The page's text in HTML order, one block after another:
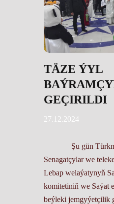
TÄZE ÝYL
GEÇIRILDI
27.12.2024
Şu gün
Senagatçylar we
Lebap welaýatynyň
komitetiniň we Saýat
beýleki jemgyýetçilik